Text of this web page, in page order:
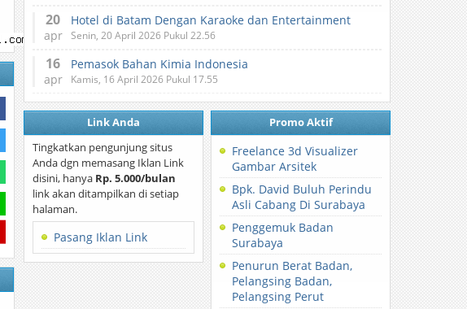
20
apr
Hotel di Batam Dengan Karaoke dan Entertainment
Senin, 20 April 2026 Pukul 22.56
16
apr
Pemasok Bahan Kimia Indonesia
Kamis, 16 April 2026 Pukul 17.55
Link Anda
Tingkatkan pengunjung situs
Anda dgn memasang Iklan Link
disini, hanya Rp. 5.000/bulan
link akan ditampilkan di setiap
halaman.
Pasang Iklan Link
Promo Aktif
Freelance 3d Visualizer
Gambar Arsitek
Bpk. David Buluh Perindu
Asli Cabang Di Surabaya
Penggemuk Badan
Surabaya
Penurun Berat Badan,
Pelangsing Badan,
Pelangsing Perut